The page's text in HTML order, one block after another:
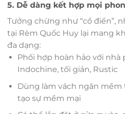
5. Dễ dàng kết hợp mọi
Tưởng chừng như “cổ điển”,
tại Rèm Quốc Huy lại mang
đa dạng:
Phối hợp hoàn hảo với nhà
Indochine, tối giản, Rustic
Dùng làm vách ngăn
tạo sự mềm mại